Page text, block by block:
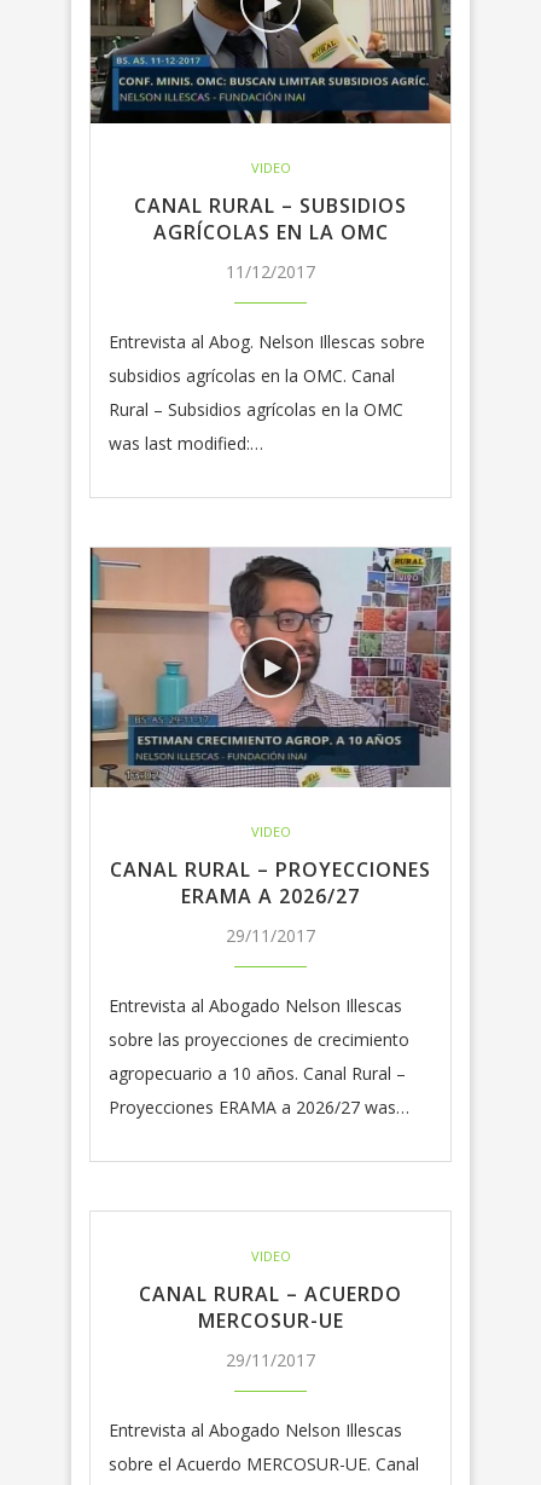
VIDEO
CANAL RURAL – SUBSIDIOS
AGRÍCOLAS EN LA OMC
11/12/2017
Entrevista al Abog. Nelson Illescas sobre
subsidios agrícolas en la OMC. Canal
Rural – Subsidios agrícolas en la OMC
was last modified:…
VIDEO
CANAL RURAL – PROYECCIONES
ERAMA A 2026/27
29/11/2017
Entrevista al Abogado Nelson Illescas
sobre las proyecciones de crecimiento
agropecuario a 10 años. Canal Rural –
Proyecciones ERAMA a 2026/27 was…
VIDEO
CANAL RURAL – ACUERDO
MERCOSUR-UE
29/11/2017
Entrevista al Abogado Nelson Illescas
sobre el Acuerdo MERCOSUR-UE. Canal